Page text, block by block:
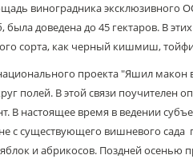
виноградника эксклюзивного
доведена до 45 гектаров. В
сорта, как черный кишмиш,
проекта "Яшил макон
полей. В этой связи поучителен
В настоящее время в ведении
с существующего вишневого
и абрикосов. Поздней осенью